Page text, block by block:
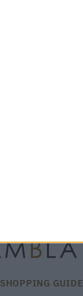
SHOPPING GUIDE